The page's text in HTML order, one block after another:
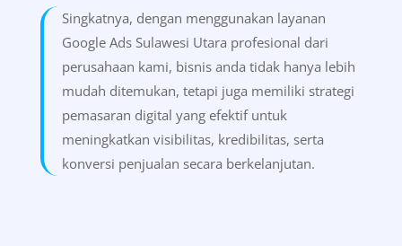
Singkatnya, dengan menggunakan layanan
Google Ads Sulawesi Utara profesional dari
perusahaan kami, bisnis anda tidak hanya lebih
mudah ditemukan, tetapi juga memiliki strategi
pemasaran digital yang efektif untuk
meningkatkan visibilitas, kredibilitas, serta
konversi penjualan secara berkelanjutan.